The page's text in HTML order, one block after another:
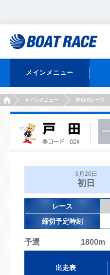
メインメニュー
HOMEメインメニュー 本日のレース
6月20日
初日
レース
締切予定時刻
予選 1800m
出走表